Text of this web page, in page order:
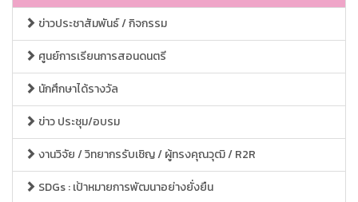
ข่าวประชาสัมพันธ์ / กิจกรรม
ศูนย์การเรียนการสอนดนตรี
นักศึกษาได้รางวัล
ข่าว ประชุม/อบรม
งานวิจัย / วิทยากรรับเชิญ / ผู้ทรงคุณวุฒิ / R2R
SDGs : เป้าหมายการพัฒนาอย่างยั่งยืน